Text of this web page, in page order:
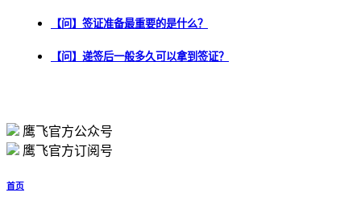
【问】签证准备最重要的是什么？
【问】递签后一般多久可以拿到签证？
鹰飞官方公众号
鹰飞官方订阅号
首页